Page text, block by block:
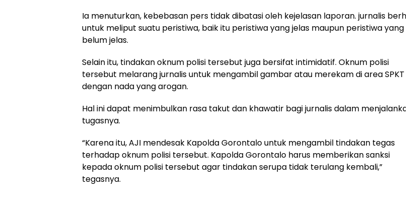
Ia menuturkan, kebebasan pers tidak dibatasi oleh kejelasan laporan. jurnalis
untuk meliput suatu peristiwa, baik itu peristiwa yang jelas maupun peristiwa yang
belum jelas.
Selain itu, tindakan oknum polisi tersebut juga bersifat intimidatif. Oknum polisi
tersebut melarang jurnalis untuk mengambil gambar atau merekam di area SPKT
dengan nada yang arogan.
Hal ini dapat menimbulkan rasa takut dan khawatir bagi jurnalis dalam
tugasnya.
“Karena itu, AJI mendesak Kapolda Gorontalo untuk mengambil tindakan tegas
terhadap oknum polisi tersebut. Kapolda Gorontalo harus memberikan sanksi
kepada oknum polisi tersebut agar tindakan serupa tidak terulang kembali,”
tegasnya.